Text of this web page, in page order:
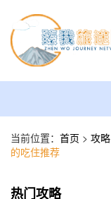
当前位置： 首页 > 攻略
的吃住推荐
热门攻略